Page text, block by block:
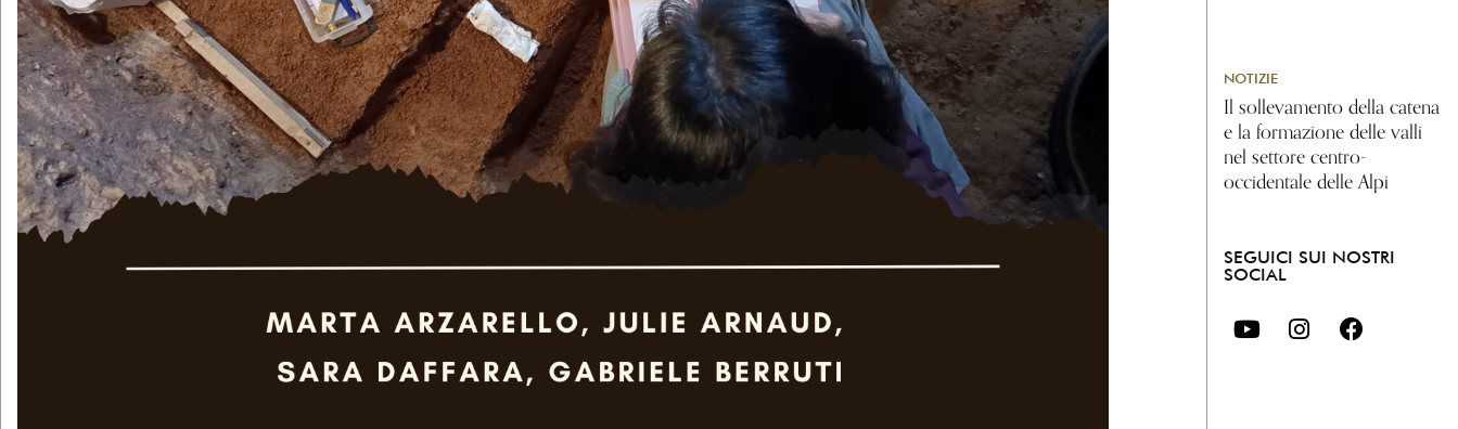
NOTIZIE
Il sollevamento della catena
e la formazione delle valli
nel settore centro-
occidentale delle Alpi
SEGUICI SUI NOSTRI
SOCIAL